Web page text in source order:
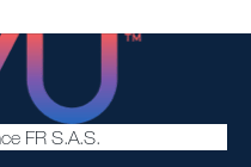
FR S.A.S.